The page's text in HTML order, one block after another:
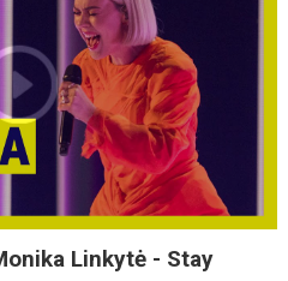
Linkytė - Stay